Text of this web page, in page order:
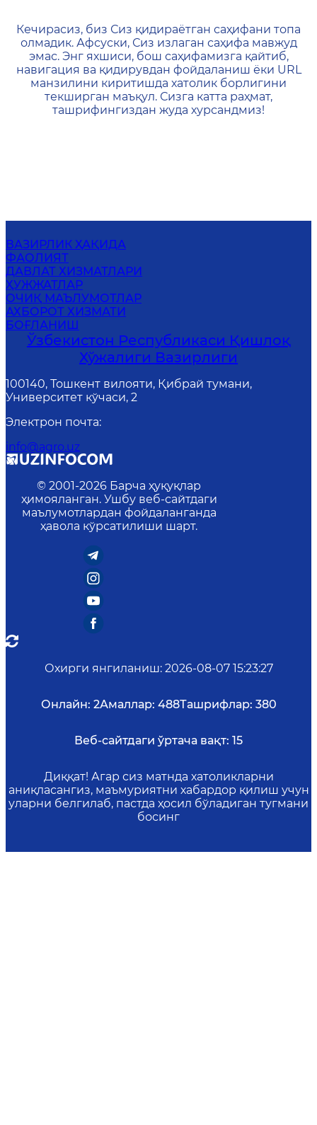
404 — Страница не
Кечирасиз, биз Сиз қидираётган саҳифани топа
олмадик. Афсуски, Сиз излаган саҳифа мавжуд
эмас. Энг яхшиси, бош саҳифамизга қайтиб,
навигация ва қидирувдан фойдаланиш ёки URL
манзилини киритишда хатолик борлигини
текширган маъқул. Сизга катта раҳмат,
ташрифингиздан жуда хурсандмиз!
ВАЗИРЛИК ҲАҚИДА
ФАОЛИЯТ
ДАВЛАТ ХИЗМАТЛАРИ
ҲУЖЖАТЛАР
ОЧИҚ МАЪЛУМОТЛАР
АХБОРОТ ХИЗМАТИ
БОҒЛАНИШ
Ўзбекистон Республикаси Қишлоқ
Хўжалиги Вазирлиги
100140, Тошкент вилояти, Қибрай тумани,
Университет кўчаси, 2
Электрон почта:
info@agro.uz
© 2001-2026 Барча ҳуқуқлар
ҳимояланган. Ушбу веб-сайтдаги
маълумотлардан фойдаланганда
ҳавола кўрсатилиши шарт.
Охирги янгиланиш: 2026-08-07 15:23:27
Онлайн: 2Амаллар: 488Ташрифлар: 380
Веб-сайтдаги ўртача вақт: 15
Диққат! Агар сиз матнда хатоликларни
аниқласангиз, маъмуриятни хабардор қилиш учун
уларни белгилаб, пастда ҳосил бўладиган тугмани
босинг